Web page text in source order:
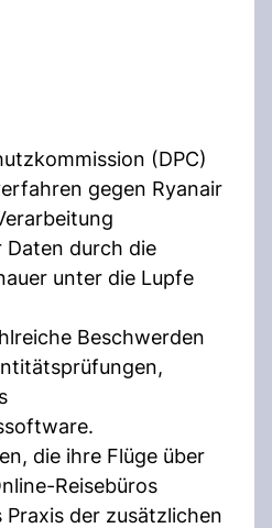
(DPC)
gegen Ryanair
Daten durch die
unter die Lupfe
Beschwerden
die ihre Flüge über
Reisebüros
Praxis der zusätzlichen